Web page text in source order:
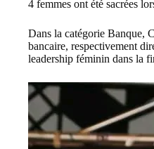
4 femmes ont été sacrées
Dans la catégorie Banque,
bancaire, respectivement
leadership féminin dans la